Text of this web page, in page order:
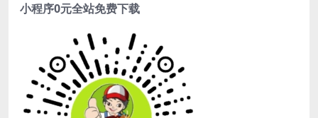
小程序0元全站免费下载